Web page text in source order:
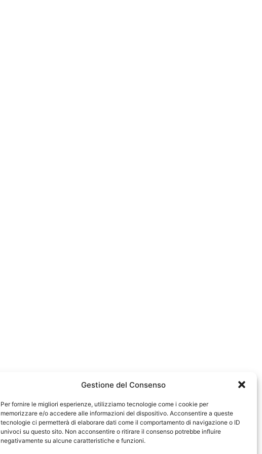
Gestione del Consenso
Per fornire le migliori esperienze, utilizziamo tecnologie come i cookie per
memorizzare e/o accedere alle informazioni del dispositivo. Acconsentire a queste
tecnologie ci permetterà di elaborare dati come il comportamento di navigazione o ID
univoci su questo sito. Non acconsentire o ritirare il consenso potrebbe influire
negativamente su alcune caratteristiche e funzioni.